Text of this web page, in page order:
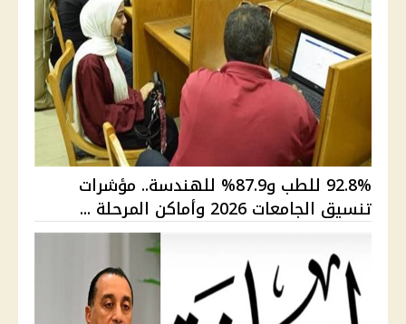
92.8% للطب و87.9% للهندسة.. مؤشرات
تنسيق الجامعات 2026 وأماكن المرحلة ...